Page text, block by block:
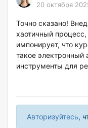
20 октября
Точно сказано!
хаотичный
импонирует, что
такое электронный
инструменты для
Авторизуйтесь,